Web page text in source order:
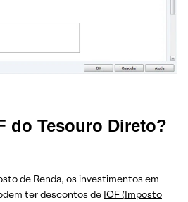
do Tesouro Direto?
de Renda, os investimentos em
ter descontos de IOF (Imposto